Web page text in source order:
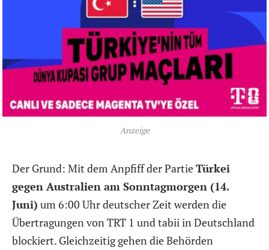
Anzeige
Der Grund: Mit dem Anpfiff der PartieTürkei
gegen Australien am Sonntagmorgen (14.
Juni) um 6:00 Uhr deutscher Zeit werden die
Übertragungen von TRT 1 und tabii in Deutschland
blockiert. Gleichzeitig gehen die Behörden